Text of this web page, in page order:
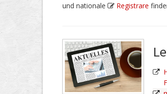
und nationale
Registrare